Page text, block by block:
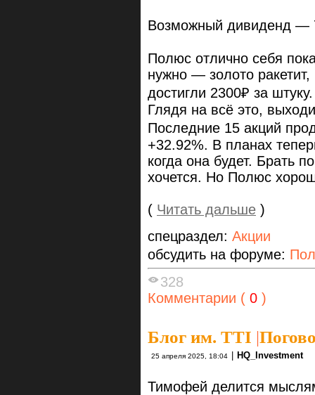
Возможный дивиденд —
Полюс отлично себя
нужно — золото
достигли 2300₽ за штуку.
Глядя на всё это,
Последние 15 акций
+32.92%. В планах
когда она будет. Брать
хочется. Но Полюс
( Читать дальше )
спецраздел: Акции
обсудить на форуме:
328
Комментарии ( 0 )
Блог им. TTI |
25 апреля 2025, 18:04 | HQ_Investment
Тимофей делится